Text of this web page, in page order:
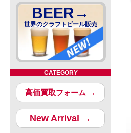
BEER→
世界のクラフトビール販売
CATEGORY
高価買取フォーム →
New Arrival →